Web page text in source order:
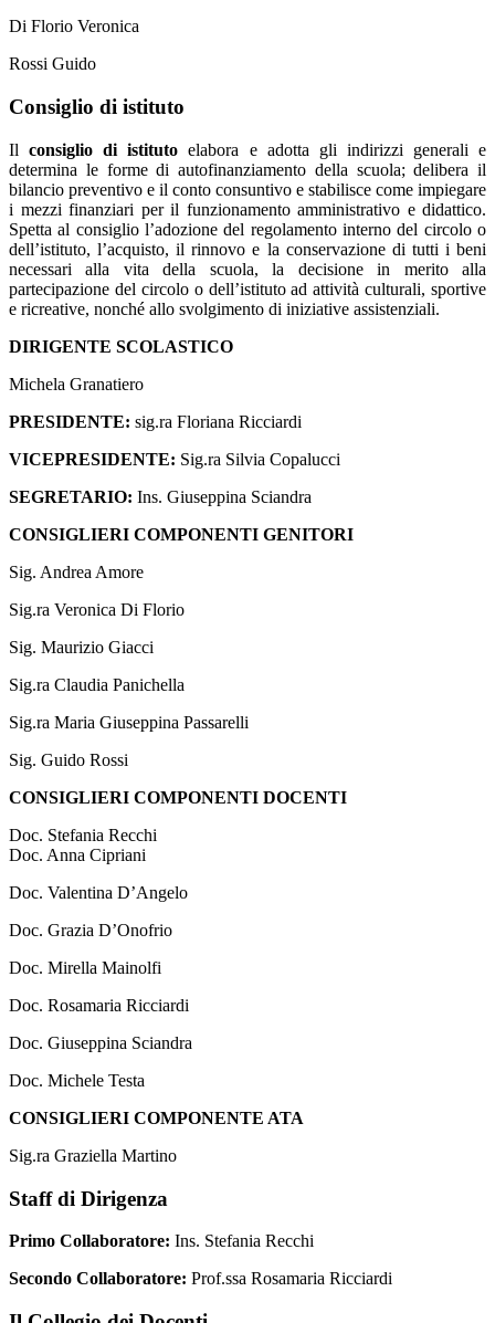
Di Florio Veronica
Rossi Guido
Consiglio di istituto
Ilconsiglio di istituto elabora e adotta gli indirizzi generali e
determina le forme di autofinanziamento della scuola; delibera il
bilancio preventivo e il conto consuntivo e stabilisce come impiegare
i mezzi finanziari per il funzionamento amministrativo e didattico.
Spetta al consiglio l’adozione del regolamento interno del circolo o
dell’istituto, l’acquisto, il rinnovo e la conservazione di tutti i beni
necessari alla vita della scuola, la decisione in merito alla
partecipazione del circolo o dell’istituto ad attività culturali, sportive
e ricreative, nonché allo svolgimento di iniziative assistenziali.
DIRIGENTE SCOLASTICO
Michela Granatiero
PRESIDENTE: sig.ra Floriana Ricciardi
VICEPRESIDENTE: Sig.ra Silvia Copalucci
SEGRETARIO: Ins. Giuseppina Sciandra
CONSIGLIERI COMPONENTI GENITORI
Sig. Andrea Amore
Sig.ra Veronica Di Florio
Sig. Maurizio Giacci
Sig.ra Claudia Panichella
Sig.ra Maria Giuseppina Passarelli
Sig. Guido Rossi
CONSIGLIERI COMPONENTI DOCENTI
Doc. Stefania Recchi
Doc. Anna Cipriani
Doc. Valentina D’Angelo
Doc. Grazia D’Onofrio
Doc. Mirella Mainolfi
Doc. Rosamaria Ricciardi
Doc. Giuseppina Sciandra
Doc. Michele Testa
CONSIGLIERI COMPONENTE ATA
Sig.ra Graziella Martino
Staff di Dirigenza
Primo Collaboratore: Ins. Stefania Recchi
Secondo Collaboratore: Prof.ssa Rosamaria Ricciardi